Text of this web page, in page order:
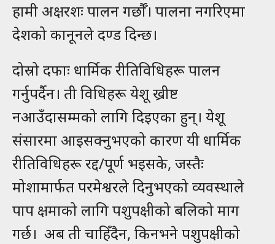
हामी अक्षरशः पालन गर्छौँ। पालना नगरिएमा
देशको कानूनले दण्ड दिन्छ।
दोस्रो दफाः धार्मिक रीतिविधिहरू पालन
गर्नुपर्दैन। ती विधिहरू येशू ख्रीष्ट
नआउँदासम्मको लागि दिइएका हुन्। येशू
संसारमा आइसक्नुभएको कारण यी धार्मिक
रीतिविधिहरू रद्द/पूर्ण भइसके, जस्तैः
मोशामार्फत परमेश्वरले दिनुभएको व्यवस्थाले
पाप क्षमाको लागि पशुपक्षीको बलिको माग
गर्छ। अब ती चाहिँदैन, किनभने पशुपक्षीको